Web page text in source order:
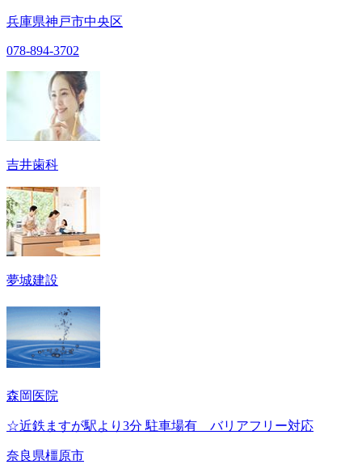
兵庫県神戸市中央区
078-894-3702
吉井歯科
夢城建設
森岡医院
☆近鉄ますが駅より3分 駐車場有 バリアフリー対応
奈良県橿原市